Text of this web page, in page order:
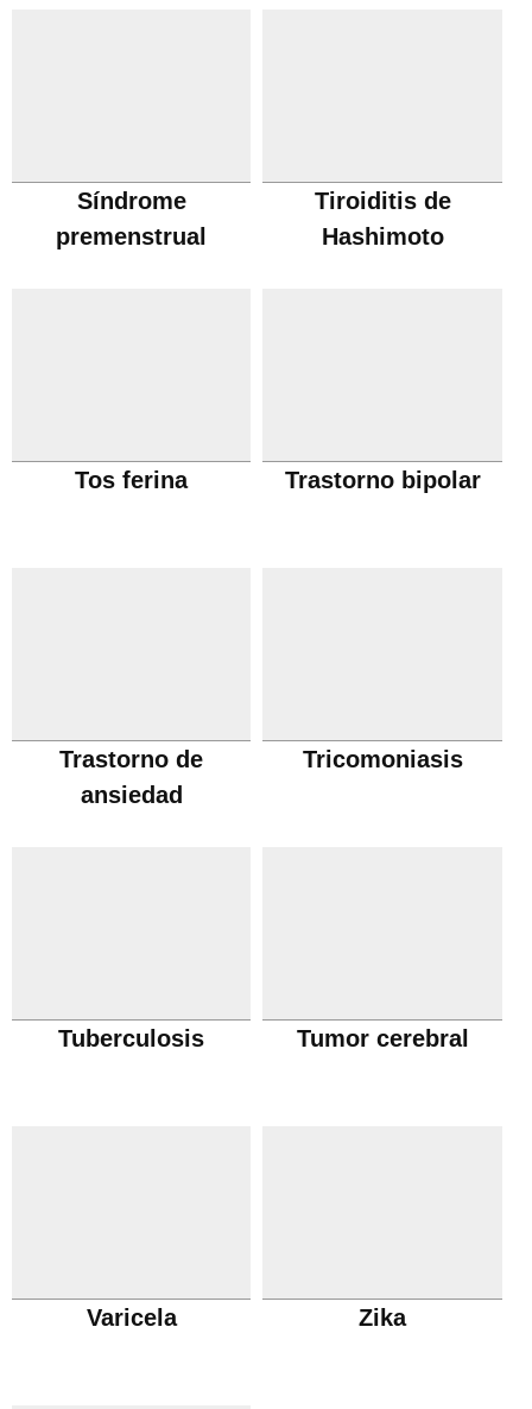
Síndrome
premenstrual
Tiroiditis de
Hashimoto
Tos ferina Trastorno bipolar
Trastorno de
ansiedad
Tricomoniasis
Tuberculosis Tumor cerebral
Varicela Zika